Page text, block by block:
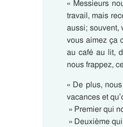
« Messieurs
travail, mais
aussi; souvent,
vous aimez ça
au café au lit,
nous frappez,
« De plus,
vacances et
» Premier qui
» Deuxième